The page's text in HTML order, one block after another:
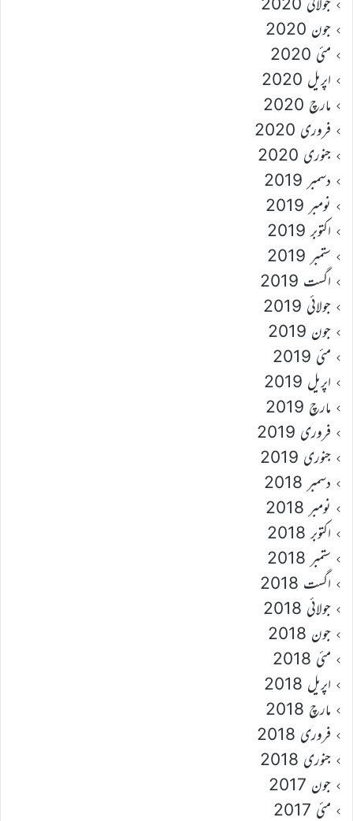
جون 2020
مئی 2020
اپریل 2020
مارچ 2020
فروری 2020
جنوری 2020
دسمبر 2019
نومبر 2019
اکتوبر 2019
ستمبر 2019
اگست 2019
جولائی 2019
جون 2019
مئی 2019
اپریل 2019
مارچ 2019
فروری 2019
جنوری 2019
دسمبر 2018
نومبر 2018
اکتوبر 2018
ستمبر 2018
اگست 2018
جولائی 2018
جون 2018
مئی 2018
اپریل 2018
مارچ 2018
فروری 2018
جنوری 2018
جون 2017
مئی 2017